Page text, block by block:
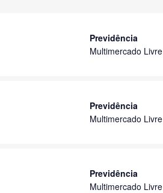
Previdência
Multimercado Livre
Previdência
Multimercado Livre
Previdência
Multimercado Livre